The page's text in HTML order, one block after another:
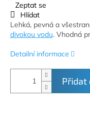
Přidat
Lehká, pevná a
divokou vodu. Vhodná
Detailní informace
Zeptat se
Hlídat